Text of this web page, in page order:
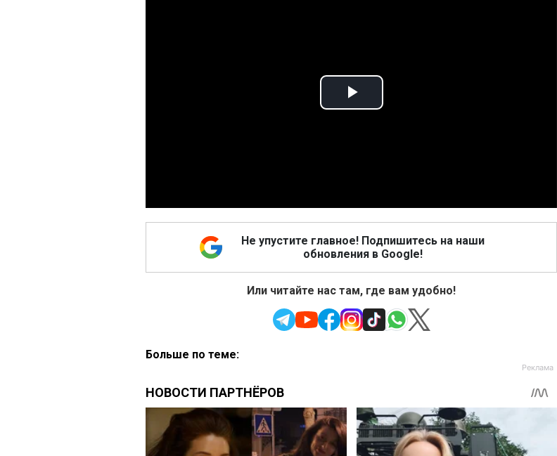
Play
Не упустите главное! Подпишитесь на наши
обновления в Google!
Или читайте нас там, где вам удобно!
Больше по теме: